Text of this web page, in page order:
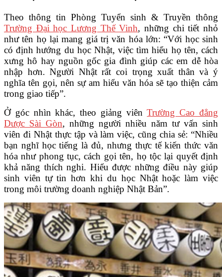
Theo thông tin Phòng Tuyển sinh & Truyền thông
Trường Đại học Lương Thế Vinh, những chi tiết nhỏ
như tên họ lại mang giá trị văn hóa lớn: “Với học sinh
có định hướng du học Nhật, việc tìm hiểu họ tên, cách
xưng hô hay nguồn gốc gia đình giúp các em dễ hòa
nhập hơn. Người Nhật rất coi trọng xuất thân và ý
nghĩa tên gọi, nên sự am hiểu văn hóa sẽ tạo thiện cảm
trong giao tiếp”.
Ở góc nhìn khác, theo giảng viênTrường Cao đẳng
Dược Sài Gòn, những người nhiều năm tư vấn sinh
viên đi Nhật thực tập và làm việc, cũng chia sẻ: “Nhiều
bạn nghĩ học tiếng là đủ, nhưng thực tế kiến thức văn
hóa như phong tục, cách gọi tên, họ tộc lại quyết định
khả năng thích nghi. Hiểu được những điều này giúp
sinh viên tự tin hơn khi du học Nhật hoặc làm việc
trong môi trường doanh nghiệp Nhật Bản”.